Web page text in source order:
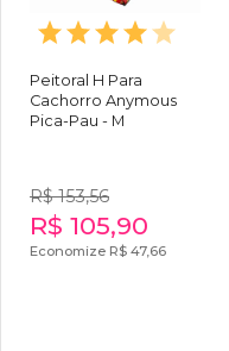
Peitoral H Para
Cachorro Anymous
Pica-Pau - M
R$ 153,56
R$ 105,90
Economize R$ 47,66